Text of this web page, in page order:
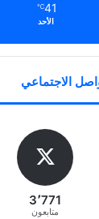
41
℃
الأحد
الاجتماعي
3٬771
متابعون